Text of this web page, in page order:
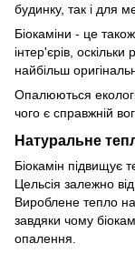
будинку, так і для
Біокаміни - це
інтер'єрів, оскільки
найбільш
Опалюються
чого є справжній
Натуральне
Біокамін підвищує
Цельсія залежно
Вироблене тепло
завдяки чому
опалення.